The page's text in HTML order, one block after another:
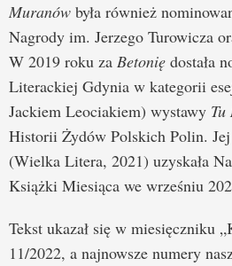
Muranów była również
Nagrody im. Jerzego Turowicza
W 2019 roku za Betonię dostała
Literackiej Gdynia w kategorii
Jackiem Leociakiem) wystawy
Historii Żydów Polskich Polin.
(Wielka Litera, 2021) uzyskała
Książki Miesiąca we wrześniu
Tekst ukazał się w miesięczniku
11/2022, a najnowsze numery